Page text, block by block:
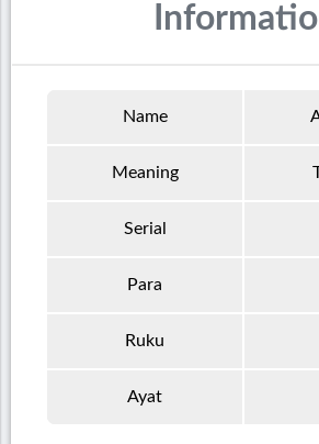
Name
Meaning
Serial
Para
Ruku
Ayat